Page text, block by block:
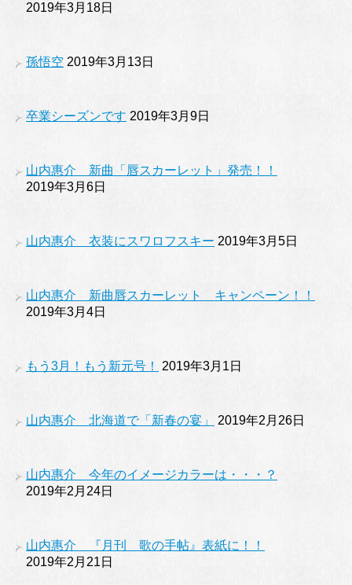
2019年3月18日
孫悟空 2019年3月13日
卒業シーズンです 2019年3月9日
山内惠介 新曲「唇スカーレット」発売！！
2019年3月6日
山内惠介 衣装にスワロフスキー 2019年3月5日
山内惠介 新曲唇スカーレット キャンペーン！！
2019年3月4日
もう3月！もう新元号！ 2019年3月1日
山内惠介 北海道で「新春の宴」 2019年2月26日
山内惠介 今年のイメージカラーは・・・？
2019年2月24日
山内惠介 『月刊 歌の手帖』表紙に！！
2019年2月21日